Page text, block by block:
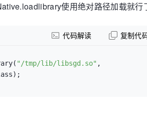
使用绝对路径加载就行
"/tmp/lib/libsgd.so" ,
代码解读 复制代